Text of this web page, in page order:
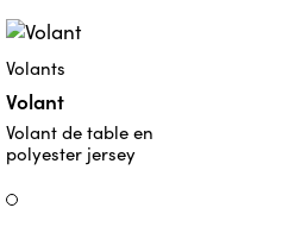
Volants
Volant
Volant de table en
polyester jersey
Weiss